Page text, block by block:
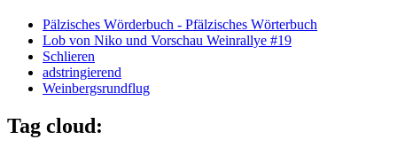
Pälzisches Wörderbuch - Pfälzisches Wörterbuch
Lob von Niko und Vorschau Weinrallye #19
Schlieren
adstringierend
Weinbergsrundflug
Tag cloud: